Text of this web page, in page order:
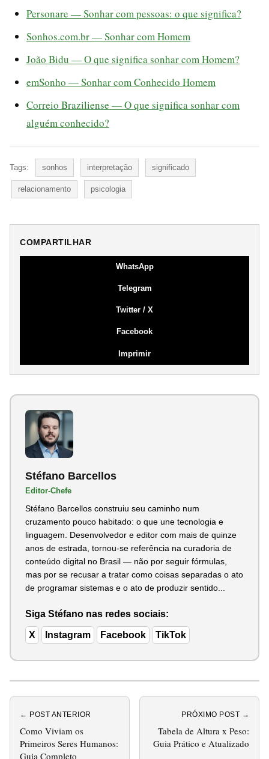
Personare — Sonhar com pessoas: o que significa?
Sonhos.com.br — Sonhar com Homem
João Bidu — O que significa sonhar com Homem?
emSonho — Sonhar com Conhecido Homem
Correio Braziliense — O que significa sonhar com
alguém conhecido?
Tags: sonhos interpretação significado
relacionamento psicologia
COMPARTILHAR
WhatsApp
Telegram
Twitter / X
Facebook
Imprimir
Stéfano Barcellos
Editor-Chefe
Stéfano Barcellos construiu seu caminho num
cruzamento pouco habitado: o que une tecnologia e
linguagem. Desenvolvedor e editor com mais de quinze
anos de estrada, tornou-se referência na curadoria de
conteúdo digital no Brasil — não por seguir fórmulas,
mas por se recusar a tratar como coisas separadas o ato
de programar sistemas e o ato de produzir sentido...
Siga Stéfano nas redes sociais:
X Instagram Facebook TikTok
← POST ANTERIOR
Como Viviam os
Primeiros Seres Humanos:
Guia Completo
PRÓXIMO POST →
Tabela de Altura x Peso:
Guia Prático e Atualizado